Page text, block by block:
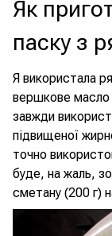
Як
паску з
Я використала
вершкове масло
завжди
підвищеної
точно
буде, на жаль,
сметану (200 г)